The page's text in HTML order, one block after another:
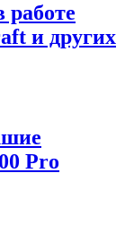
работе
и других
Pro